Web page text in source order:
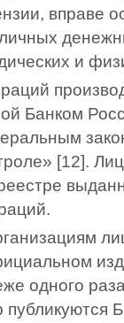
вправе
и
Банком
[12].
одного